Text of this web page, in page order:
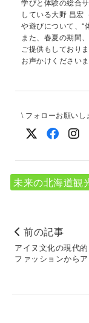
している大野 昌宏
や遊びについて、“
また、春夏の期間
ご提供もしており
お声かけくださいま
\ フォローお願いし
未来の北海道観
前の記事
アイヌ文化の現代
ファッションから